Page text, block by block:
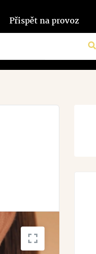
Přispět na provoz